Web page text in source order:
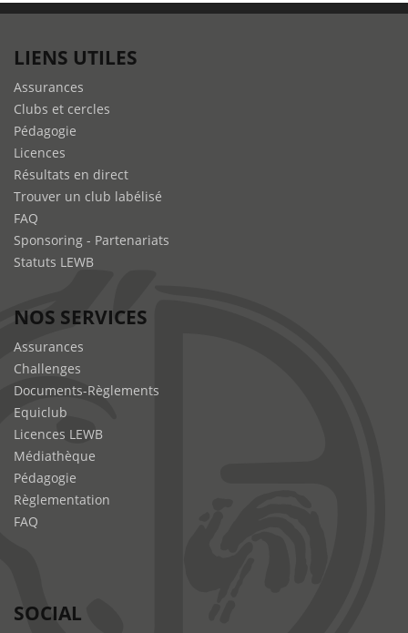
LIENS UTILES
Assurances
Clubs et cercles
Pédagogie
Licences
Résultats en direct
Trouver un club labélisé
FAQ
Sponsoring - Partenariats
Statuts LEWB
NOS SERVICES
Assurances
Challenges
Documents-Règlements
Equiclub
Licences LEWB
Médiathèque
Pédagogie
Règlementation
FAQ
SOCIAL